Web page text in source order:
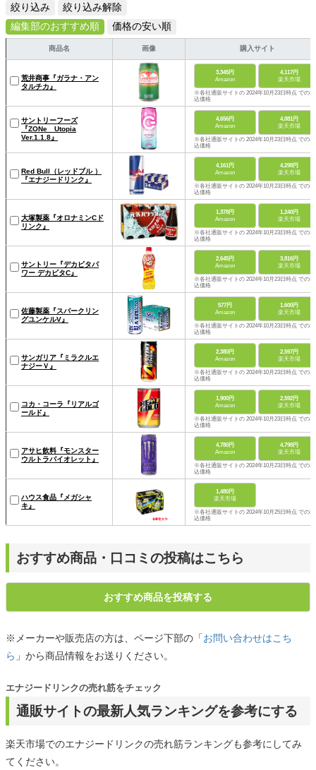
絞り込み
絞り込み解除
編集部のおすすめ順
価格の安い順
商品名 画像 購入サイト
荒井商事『ガラナ・アン
タルチカ』
3,345円
Amazon
4,117円
楽天市場
※各社通販サイトの 2024年10月23日時点 での税
込価格
サントリーフーズ
『ZONe Utopia
Ver.1.1.8』
4,656円
Amazon
4,881円
楽天市場
※各社通販サイトの 2024年10月23日時点 での税
込価格
Red Bull（レッドブル ）
『エナジードリンク』
4,161円
Amazon
4,298円
楽天市場
※各社通販サイトの 2024年10月23日時点 での税
込価格
大塚製薬『オロナミンCド
リンク』
1,378円
Amazon
1,240円
楽天市場
※各社通販サイトの 2024年10月23日時点 での税
込価格
サントリー『デカビタパ
ワー デカビタC』
2,645円
Amazon
3,816円
楽天市場
※各社通販サイトの 2024年10月23日時点 での税
込価格
佐藤製薬『スパークリン
グユンケルV』
577円
Amazon
1,600円
楽天市場
※各社通販サイトの 2024年10月23日時点 での税
込価格
サンガリア『ミラクルエ
ナジーＶ』
2,380円
Amazon
2,597円
楽天市場
※各社通販サイトの 2024年10月23日時点 での税
込価格
コカ・コーラ『リアルゴ
ールド』
1,900円
Amazon
2,592円
楽天市場
※各社通販サイトの 2024年10月23日時点 での税
込価格
アサヒ飲料『モンスター
ウルトラバイオレット』
4,780円
Amazon
4,798円
楽天市場
※各社通販サイトの 2024年10月23日時点 での税
込価格
ハウス食品『メガシャ
キ』
1,480円
楽天市場
※各社通販サイトの 2024年10月25日時点 での税
込価格
おすすめ商品・口コミの投稿はこちら
おすすめ商品を投稿する
※メーカーや販売店の方は、ページ下部の「お問い合わせはこち
ら 」から商品情報をお送りください。
通販サイトの最新人気ランキングを参考にする
エナジードリンクの売れ筋をチェック
楽天市場でのエナジードリンクの売れ筋ランキングも参考にしてみ
てください。